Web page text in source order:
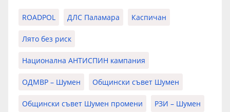
ROADPOL ДЛС Паламара Каспичан
Лято без риск
Национална АНТИСПИН кампания
ОДМВР – Шумен Общински съвет Шумен
Общински съвет Шумен промени РЗИ – Шумен